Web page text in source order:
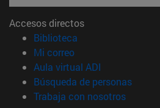
Accesos directos
Biblioteca
Mi correo(abre en nueva
Aula virtual ADI
Búsqueda de personas(abre
Trabaja con nosotros(abre